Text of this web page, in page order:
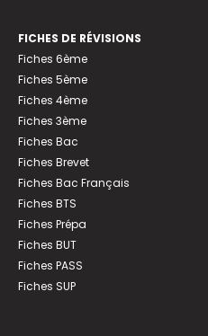
FICHES DE RÉVISIONS
Fiches 6ème
Fiches 5ème
Fiches 4ème
Fiches 3ème
Fiches Bac
Fiches Brevet
Fiches Bac Français
Fiches BTS
Fiches Prépa
Fiches BUT
Fiches PASS
Fiches SUP